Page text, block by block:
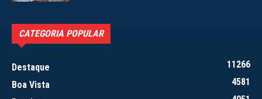
CATEGORIA POPULAR
Destaque
11266
Boa Vista
4581